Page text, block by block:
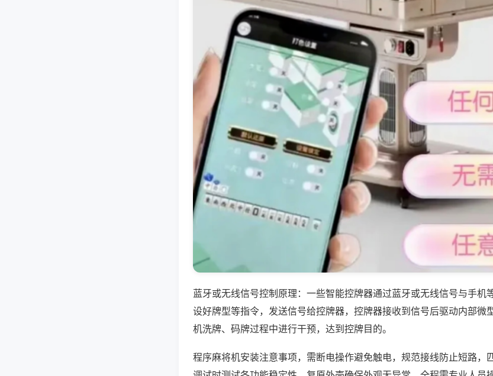
蓝牙或无线信号控制原理：一些智能控牌器通过蓝牙或无线信号与手机
设好牌型等指令，发送信号给控牌器，控牌器接收到信号后驱动内部微
机洗牌、码牌过程中进行干预，达到控牌目的。
程序麻将机安装注意事项，需断电操作避免触电，规范接线防止短路，